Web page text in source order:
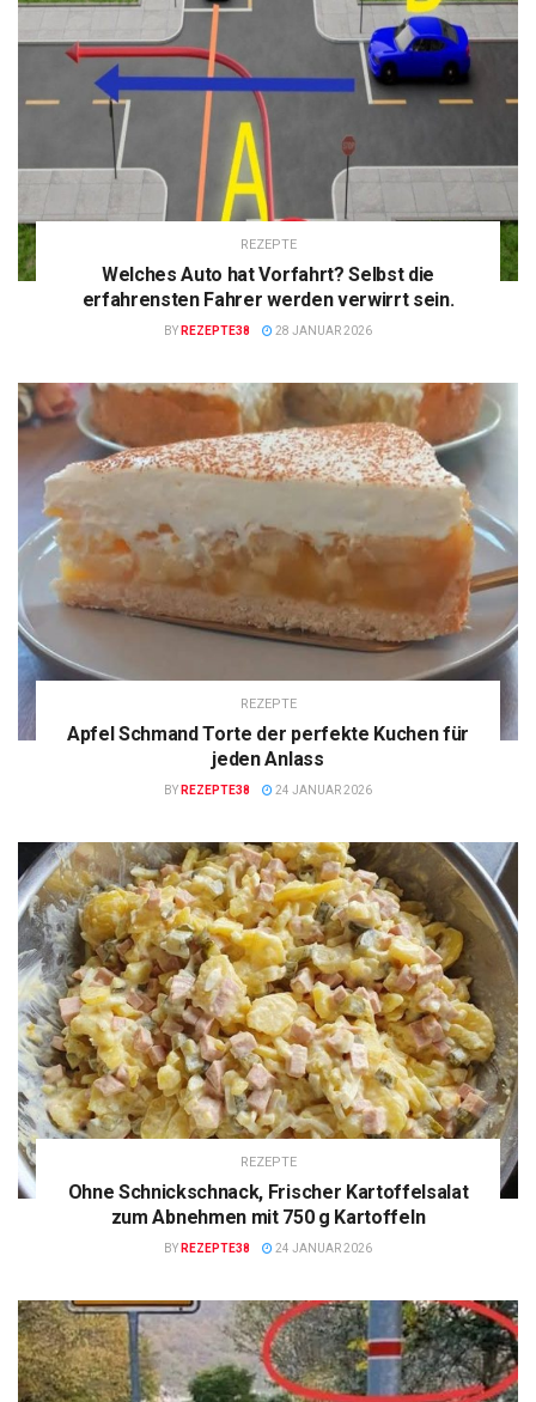
REZEPTE
Welches Auto hat Vorfahrt? Selbst die
erfahrensten Fahrer werden verwirrt sein.
BY REZEPTE38 28 JANUAR 2026
REZEPTE
Apfel Schmand Torte der perfekte Kuchen für
jeden Anlass
BY REZEPTE38 24 JANUAR 2026
REZEPTE
Ohne Schnickschnack, Frischer Kartoffelsalat
zum Abnehmen mit 750 g Kartoffeln
BY REZEPTE38 24 JANUAR 2026